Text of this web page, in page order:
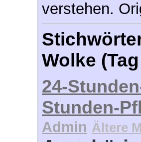
Wolke
24-
Stunden-
Admin Ältere